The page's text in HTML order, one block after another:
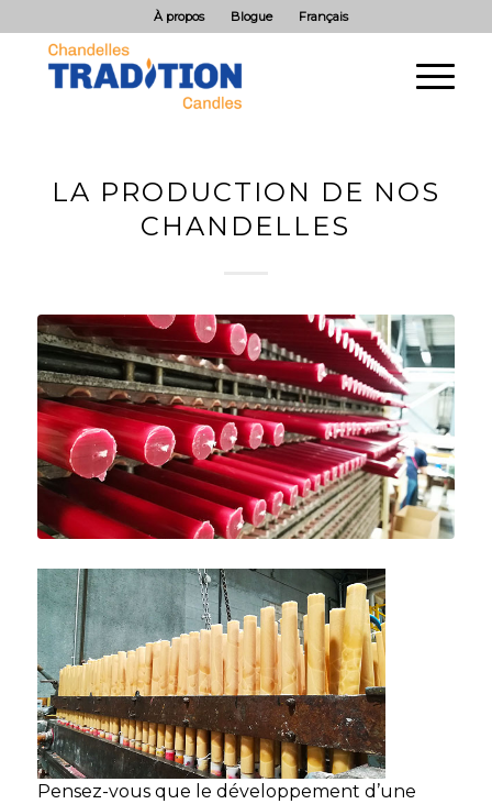
À propos Blogue Français
LA PRODUCTION DE NOS
CHANDELLES
Pensez-vous que le développement d’une